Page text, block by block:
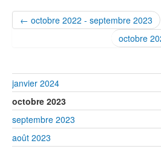
← octobre 2022 - septembre 2023
octobre
janvier 2024
octobre 2023
septembre 2023
août 2023